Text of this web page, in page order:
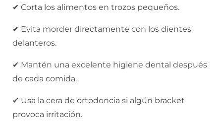
✔ Corta los alimentos en trozos pequeños.
✔ Evita morder directamente con los dientes
delanteros.
✔ Mantén una excelente higiene dental después
de cada comida.
✔ Usa la cera de ortodoncia si algún bracket
provoca irritación.